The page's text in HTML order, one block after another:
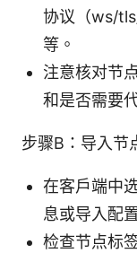
协议（ws/
等。
注意核对节
和是否需要
步骤B：导入节
在客户端中
息或导入配
检查节点标